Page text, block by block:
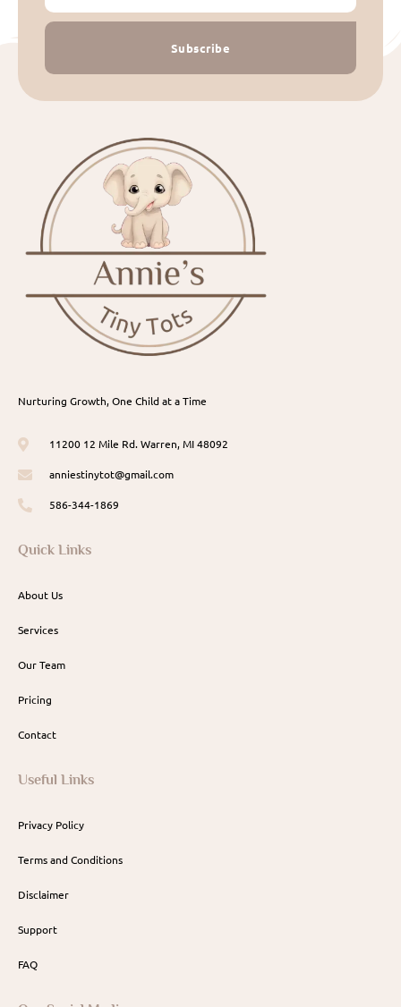
Subscribe
Nurturing Growth, One Child at a Time
11200 12 Mile Rd. Warren, MI 48092
anniestinytot@gmail.com
586-344-1869
Quick Links
About Us
Services
Our Team
Pricing
Contact
Useful Links
Privacy Policy
Terms and Conditions
Disclaimer
Support
FAQ